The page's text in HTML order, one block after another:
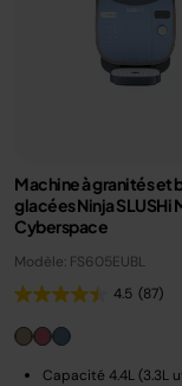
Machine à granités et
glacées Ninja SLUSHi
Cyberspace
Modèle: FS605EUBL
4.5 (87)
Capacité 4.4L (3.3L